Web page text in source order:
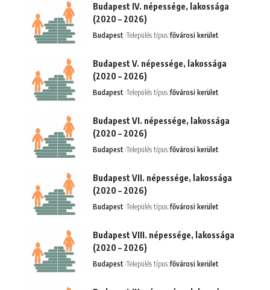
Budapest IV. népessége, lakossága
(2020 – 2026)
Budapest Település típus:fővárosi kerület
Budapest V. népessége, lakossága
(2020 – 2026)
Budapest Település típus:fővárosi kerület
Budapest VI. népessége, lakossága
(2020 – 2026)
Budapest Település típus:fővárosi kerület
Budapest VII. népessége, lakossága
(2020 – 2026)
Budapest Település típus:fővárosi kerület
Budapest VIII. népessége, lakossága
(2020 – 2026)
Budapest Település típus:fővárosi kerület